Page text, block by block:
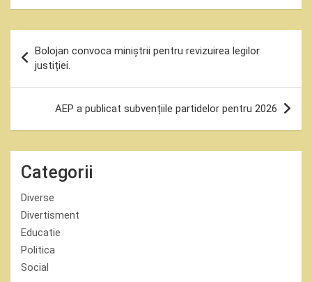
în
articole
Bolojan convoca miniștrii pentru revizuirea legilor
justiției.
AEP a publicat subvențiile partidelor pentru 2026
Categorii
Diverse
Divertisment
Educatie
Politica
Social